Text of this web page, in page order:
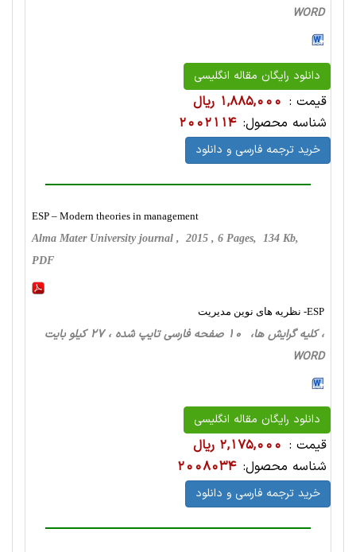
WORD
دانلود رایگان مقاله انگلیسی
قیمت : 1,885,000 ریال
شناسه محصول: 2002114
خرید ترجمه فارسی و دانلود
ESP – Modern theories in management
Alma Mater University journal , 2015 , 6 Pages, 134 Kb,
PDF
ESP- نظریه های نوین مدیریت
، کلیه گرایش ها، 10 صفحه فارسی تایپ شده ، 27 کیلو بایت
WORD
دانلود رایگان مقاله انگلیسی
قیمت : 2,175,000 ریال
شناسه محصول: 2008034
خرید ترجمه فارسی و دانلود